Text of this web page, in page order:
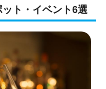
ト・イベント6選